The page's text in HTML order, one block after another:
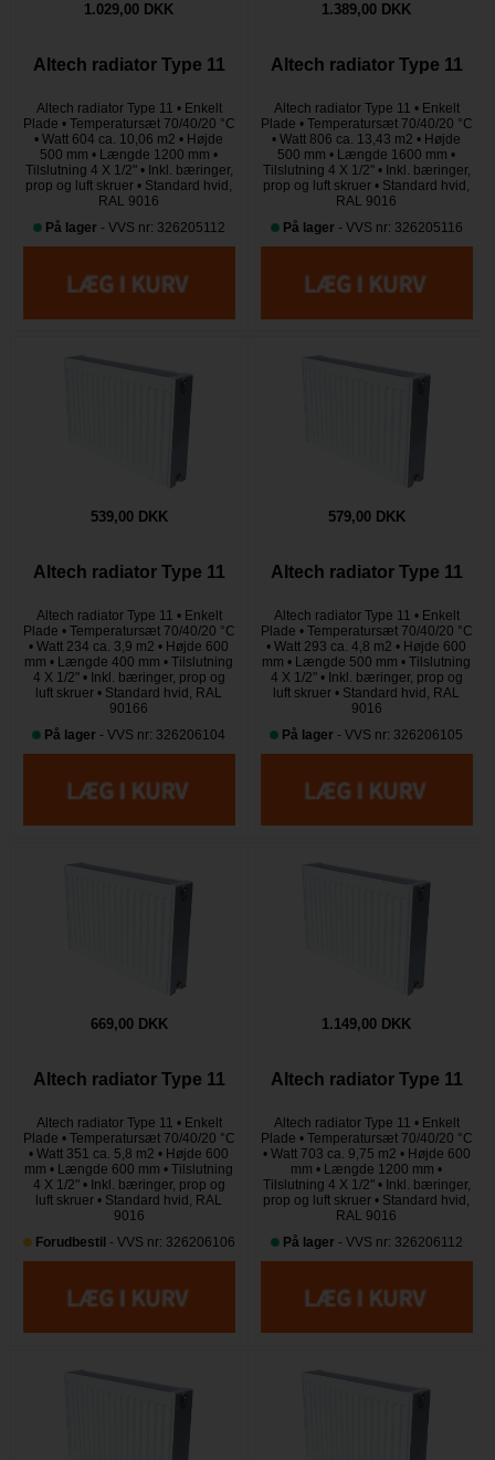
1.029,00 DKK
Altech radiator Type 11
Altech radiator Type 11 • Enkelt
Plade • Temperatursæt 70/40/20 °C
• Watt 604 ca. 10,06 m2 • Højde
500 mm • Længde 1200 mm •
Tilslutning 4 X 1/2" • Inkl. bæringer,
prop og luft skruer • Standard hvid,
RAL 9016
På lager - VVS nr: 326205112
1.389,00 DKK
Altech radiator Type 11
Altech radiator Type 11 • Enkelt
Plade • Temperatursæt 70/40/20 °C
• Watt 806 ca. 13,43 m2 • Højde
500 mm • Længde 1600 mm •
Tilslutning 4 X 1/2" • Inkl. bæringer,
prop og luft skruer • Standard hvid,
RAL 9016
På lager - VVS nr: 326205116
539,00 DKK
Altech radiator Type 11
Altech radiator Type 11 • Enkelt
Plade • Temperatursæt 70/40/20 °C
• Watt 234 ca. 3,9 m2 • Højde 600
mm • Længde 400 mm • Tilslutning
4 X 1/2" • Inkl. bæringer, prop og
luft skruer • Standard hvid, RAL
90166
På lager - VVS nr: 326206104
579,00 DKK
Altech radiator Type 11
Altech radiator Type 11 • Enkelt
Plade • Temperatursæt 70/40/20 °C
• Watt 293 ca. 4,8 m2 • Højde 600
mm • Længde 500 mm • Tilslutning
4 X 1/2" • Inkl. bæringer, prop og
luft skruer • Standard hvid, RAL
9016
På lager - VVS nr: 326206105
669,00 DKK
Altech radiator Type 11
Altech radiator Type 11 • Enkelt
Plade • Temperatursæt 70/40/20 °C
• Watt 351 ca. 5,8 m2 • Højde 600
mm • Længde 600 mm • Tilslutning
4 X 1/2" • Inkl. bæringer, prop og
luft skruer • Standard hvid, RAL
9016
Forudbestil - VVS nr: 326206106
1.149,00 DKK
Altech radiator Type 11
Altech radiator Type 11 • Enkelt
Plade • Temperatursæt 70/40/20 °C
• Watt 703 ca. 9,75 m2 • Højde 600
mm • Længde 1200 mm •
Tilslutning 4 X 1/2" • Inkl. bæringer,
prop og luft skruer • Standard hvid,
RAL 9016
På lager - VVS nr: 326206112